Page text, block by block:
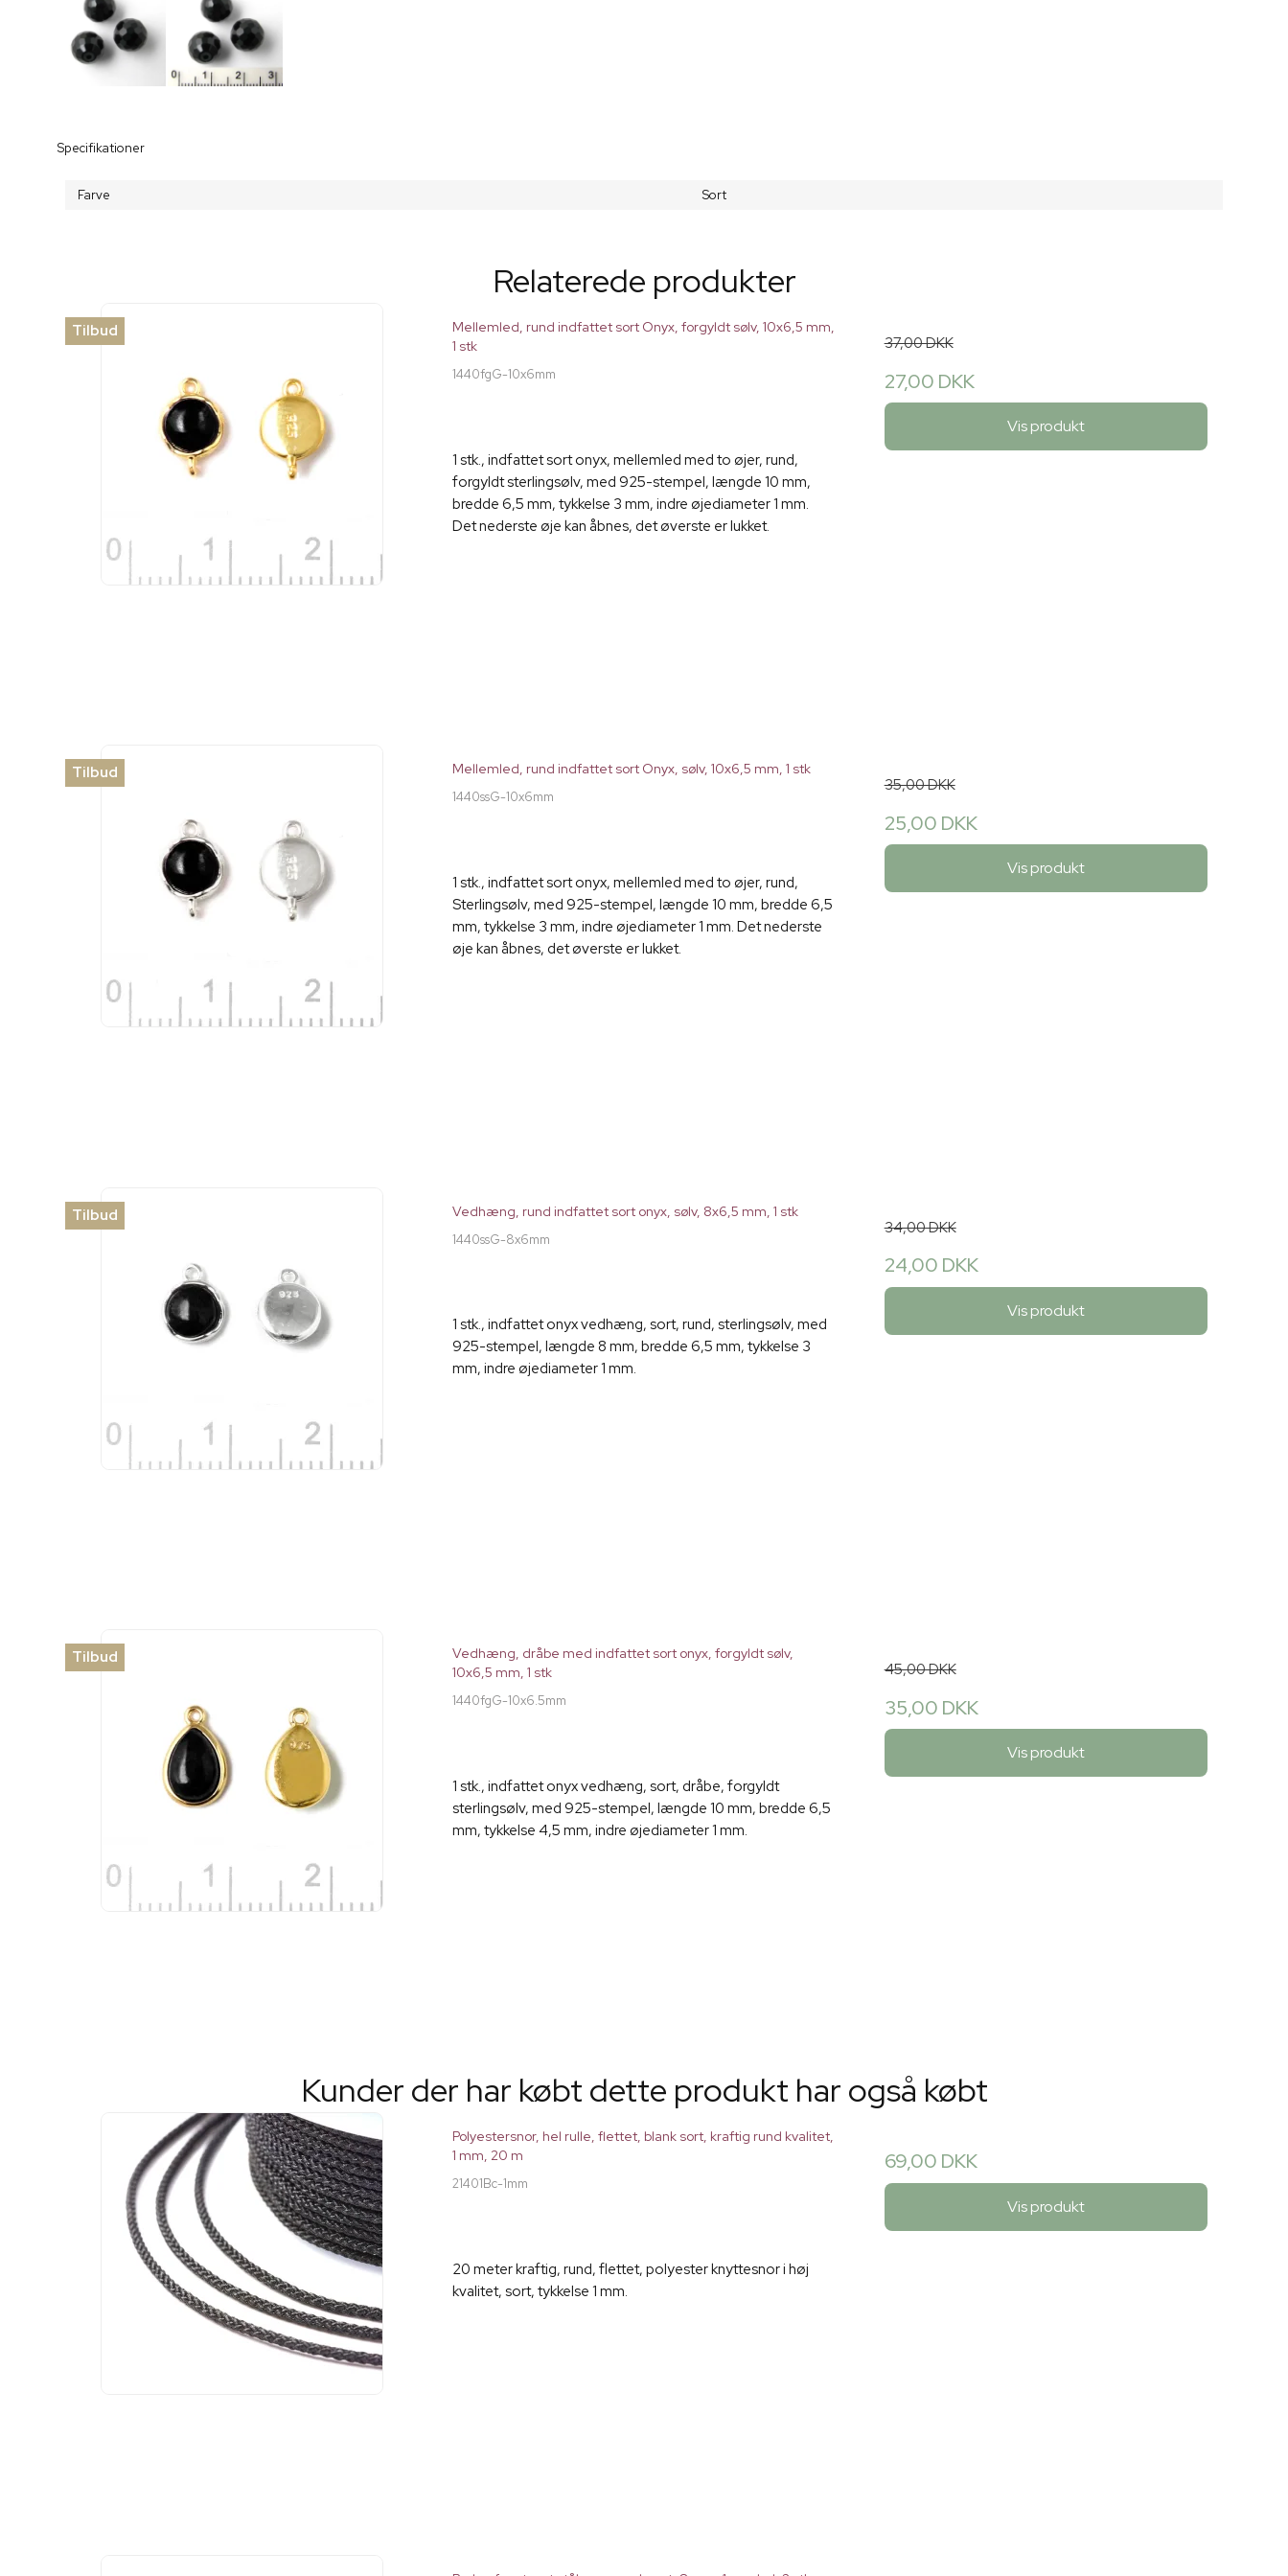
Specifikationer
Farve Sort
Relaterede produkter
Tilbud
Mellemled, rund indfattet sort Onyx, forgyldt sølv, 10x6,5 mm,
1 stk
1440fgG-10x6mm
1 stk., indfattet sort onyx, mellemled med to øjer, rund,
forgyldt sterlingsølv, med 925-stempel, længde 10 mm,
bredde 6,5 mm, tykkelse 3 mm, indre øjediameter 1 mm.
Det nederste øje kan åbnes, det øverste er lukket.
37,00 DKK
27,00 DKK
Vis produkt
Tilbud Mellemled, rund indfattet sort Onyx, sølv, 10x6,5 mm, 1 stk
1440ssG-10x6mm
1 stk., indfattet sort onyx, mellemled med to øjer, rund,
Sterlingsølv, med 925-stempel, længde 10 mm, bredde 6,5
mm, tykkelse 3 mm, indre øjediameter 1 mm. Det nederste
øje kan åbnes, det øverste er lukket.
35,00 DKK
25,00 DKK
Vis produkt
Tilbud Vedhæng, rund indfattet sort onyx, sølv, 8x6,5 mm, 1 stk
1440ssG-8x6mm
1 stk., indfattet onyx vedhæng, sort, rund, sterlingsølv, med
925-stempel, længde 8 mm, bredde 6,5 mm, tykkelse 3
mm, indre øjediameter 1 mm.
34,00 DKK
24,00 DKK
Vis produkt
Tilbud
Vedhæng, dråbe med indfattet sort onyx, forgyldt sølv,
10x6,5 mm, 1 stk
1440fgG-10x6.5mm
1 stk., indfattet onyx vedhæng, sort, dråbe, forgyldt
sterlingsølv, med 925-stempel, længde 10 mm, bredde 6,5
mm, tykkelse 4,5 mm, indre øjediameter 1 mm.
45,00 DKK
35,00 DKK
Vis produkt
Kunder der har købt dette produkt har også købt
Polyestersnor, hel rulle, flettet, blank sort, kraftig rund kvalitet,
1 mm, 20 m
21401Bc-1mm
20 meter kraftig, rund, flettet, polyester knyttesnor i høj
kvalitet, sort, tykkelse 1 mm.
69,00 DKK
Vis produkt